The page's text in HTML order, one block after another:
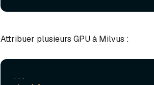
Attribuer plusieurs GPU à Milvus :
...